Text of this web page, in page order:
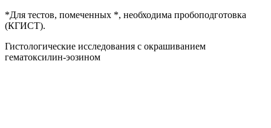
*Для тестов, помеченных *, необходима пробоподготовка
(КГИСТ).
Гистологические исследования с окрашиванием
гематоксилин-эозином